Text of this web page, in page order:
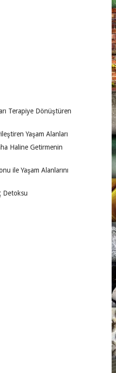
Terapiye Dönüştüren
Yaşam Alanları
Haline Getirmenin
ile Yaşam Alanlarını
Detoksu